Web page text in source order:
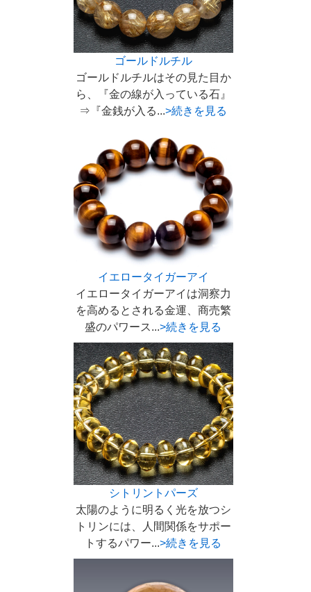
ゴールドルチル
ゴールドルチルはその見た目か
ら、『金の線が入っている石』
⇒『金銭が入る...>続きを見る
イエロータイガーアイ
イエロータイガーアイは洞察力
を高めるとされる金運、商売繁
盛のパワース...>続きを見る
シトリントパーズ
太陽のように明るく光を放つシ
トリンには、人間関係をサポー
トするパワー...>続きを見る